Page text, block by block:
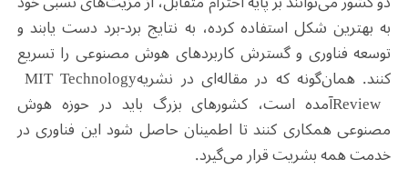
به بهترین شکل استفاده کرده، به نتایج برد-برد دست یابند و
توسعه فناوری و گسترش کاربردهای هوش مصنوعی را تسریع
کنند. همان‌گونه که در مقاله‌ای در نشریهMIT Technology
Reviewآمده است، کشورهای بزرگ باید در حوزه هوش
مصنوعی همکاری کنند تا اطمینان حاصل شود این فناوری در
خدمت همه بشریت قرار می‌گیرد.